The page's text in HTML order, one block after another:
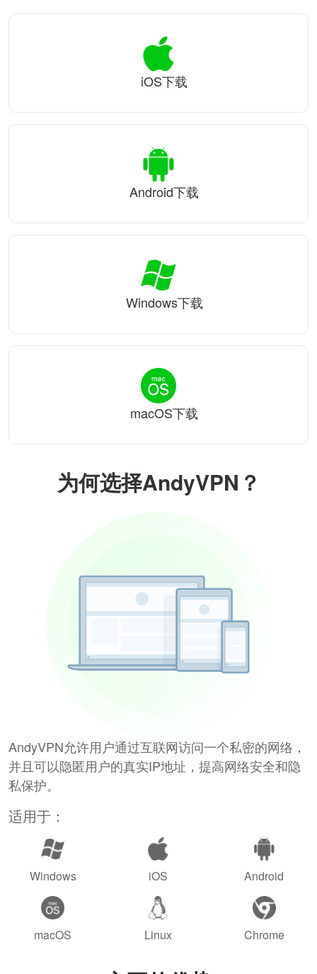
为何选择AndyVPN？
AndyVPN允许用户通过互联网访问一个私密的网络，
并且可以隐匿用户的真实IP地址，提高网络安全和隐
私保护。
适用于：
Windows iOS Android
macOS Linux Chrome
iOS下载
Android下载
Windows下载
macOS下载